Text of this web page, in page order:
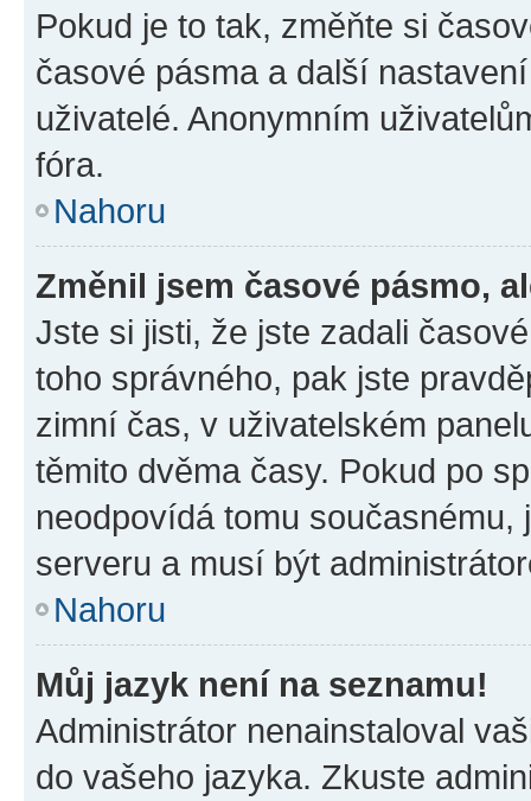
Pokud je to tak, změňte si
časové pásma a další
uživatelé. Anonymním
fóra.
Nahoru
Změnil jsem časové pásmo,
Jste si jisti, že jste zadali
toho správného, pak jste
zimní čas, v uživatelském
těmito dvěma časy. Pokud po
neodpovídá tomu
serveru a musí být
Nahoru
Můj jazyk není na seznamu!
Administrátor nenainstaloval
do vašeho jazyka. Zkuste